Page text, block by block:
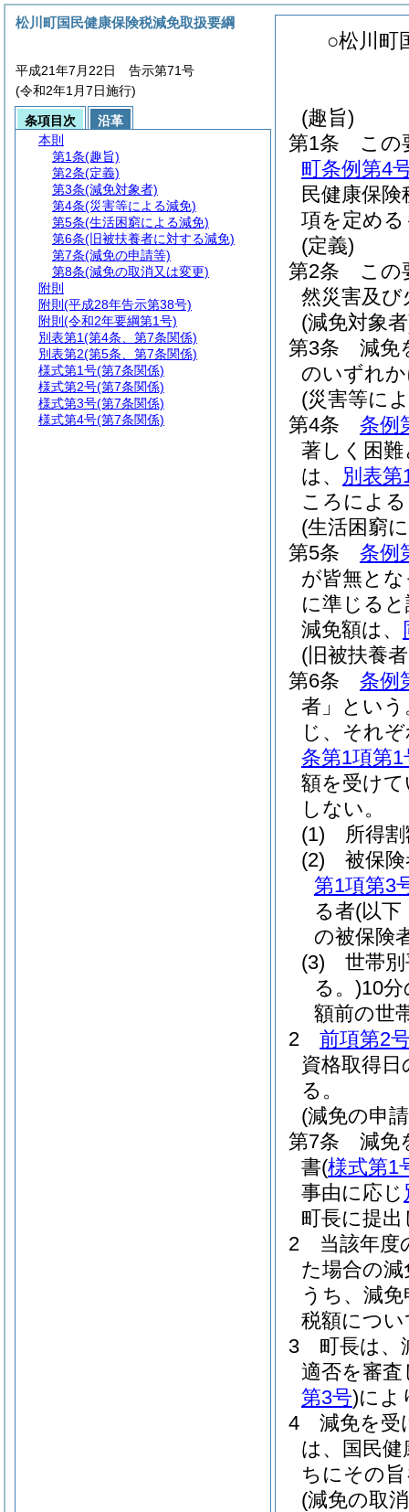
○松川町
(趣旨)
第1条
この
町条例第4
民健康保険
項を定め
(定義)
第2条
この
然災害及
(減免対象
第3条
減免
のいずれ
(災害等に
第4条
条例
著しく困
は、 別表第
ころによ
(生活困窮
第5条
条例
が皆無と
に準じる
減免額は、
(旧被扶養
第6条
条例
者」という
じ、それ
条第1項第1
額を受け
しない。
(1)
所得
(2)
被保
第1項第3
る者(以下
の被保険
(3)
世帯
る。)10
額前の世
2
前項第2
資格取得
る。
(減免の申
第7条
減免
書(様式第1
事由に応じ
町長に提
2
当該年度
た場合の
うち、減
税額につ
3
町長は、
適否を審査
第3号)によ
4
減免を受
は、国民健
ちにその
(減免の取
松川町国民健康保険税減免取扱要綱
平成21年7月22日 告示第71号
(令和2年1月7日施行)
条項目次
沿革
本則
第1条(趣旨)
第2条(定義)
第3条(減免対象者)
第4条(災害等による減免)
第5条(生活困窮による減免)
第6条(旧被扶養者に対する減免)
第7条(減免の申請等)
第8条(減免の取消又は変更)
附則
附則 (平成28年告示第38号)
附則 (令和2年要綱第1号)
別表第1(第4条、第7条関係)
別表第2(第5条、第7条関係)
様式第1号(第7条関係)
様式第2号(第7条関係)
様式第3号(第7条関係)
様式第4号(第7条関係)